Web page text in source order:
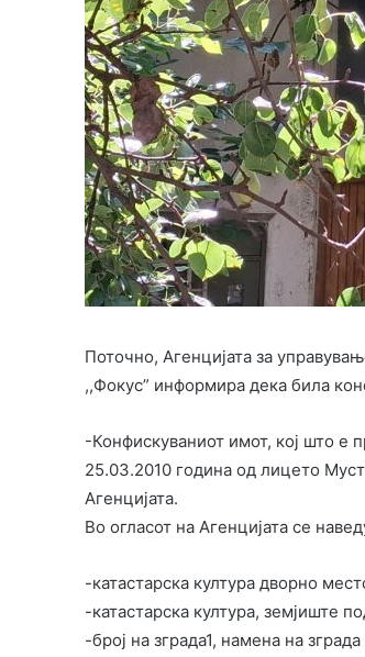
Поточно, Агенцијата за
,,Фокус” информира дека била
-Конфискуваниот имот, кој што е
25.03.2010 година од лицето
Агенцијата.
Во огласот на Агенцијата се
-катастарска култура дворно
-катастарска култура, земјиште
-број на зграда1, намена на